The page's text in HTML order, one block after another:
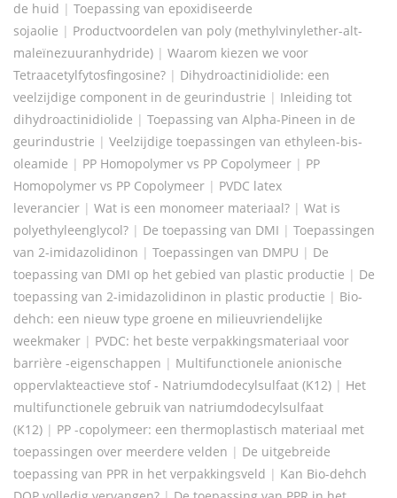
de huid | Toepassing van epoxidiseerde
sojaolie | Productvoordelen van poly (methylvinylether-alt-
maleïnezuuranhydride) | Waarom kiezen we voor
Tetraacetylfytosfingosine? | Dihydroactinidiolide: een
veelzijdige component in de geurindustrie | Inleiding tot
dihydroactinidiolide | Toepassing van Alpha-Pineen in de
geurindustrie | Veelzijdige toepassingen van ethyleen-bis-
oleamide | PP Homopolymer vs PP Copolymeer | PP
Homopolymer vs PP Copolymeer | PVDC latex
leverancier | Wat is een monomeer materiaal? | Wat is
polyethyleenglycol? | De toepassing van DMI | Toepassingen
van 2-imidazolidinon | Toepassingen van DMPU | De
toepassing van DMI op het gebied van plastic productie | De
toepassing van 2-imidazolidinon in plastic productie | Bio-
dehch: een nieuw type groene en milieuvriendelijke
weekmaker | PVDC: het beste verpakkingsmateriaal voor
barrière -eigenschappen | Multifunctionele anionische
oppervlakteactieve stof - Natriumdodecylsulfaat (K12) | Het
multifunctionele gebruik van natriumdodecylsulfaat
(K12) | PP -copolymeer: een thermoplastisch materiaal met
toepassingen over meerdere velden | De uitgebreide
toepassing van PPR in het verpakkingsveld | Kan Bio-dehch